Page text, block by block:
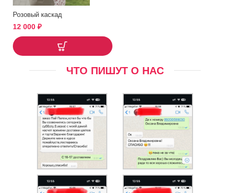
Розовый каскад
12 000 ₽
ЧТО ПИШУТ О НАС